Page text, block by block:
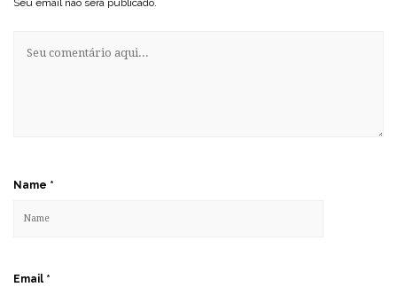
Seu email não será publicado.
Name *
Email *